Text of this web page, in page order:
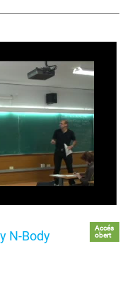
N-Body
Accés
obert